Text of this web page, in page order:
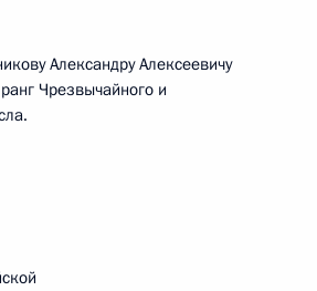
Александру Алексеевичу
Чрезвычайного и